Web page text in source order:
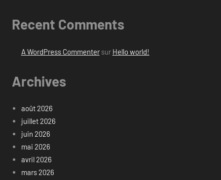
Recent Comments
A WordPress Commentersur Hello world!
Archives
août 2026
juillet 2026
juin 2026
mai 2026
avril 2026
mars 2026